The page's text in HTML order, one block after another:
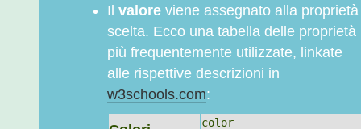
Il valoreviene assegnato alla proprietà
scelta. Ecco una tabella delle proprietà
più frequentemente utilizzate, linkate
alle rispettive descrizioni in
w3schools.com:
color